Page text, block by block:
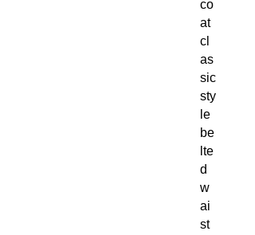
co
at
cl
as
sic
sty
le
be
lte
d
w
ai
st